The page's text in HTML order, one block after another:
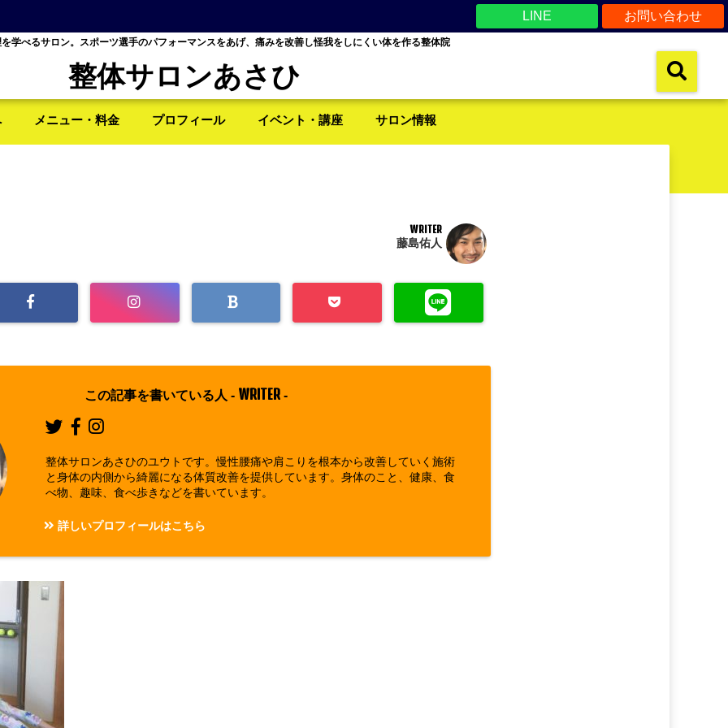
お問い合わせ
LINE
学べるサロン。スポーツ選手のパフォーマンスをあげ、痛みを改善し怪我をしにくい体を作る整体院
整体サロンあさひ
メニュー・料金 プロフィール イベント・講座 サロン情報
WRITER
藤島佑人
この記事を書いている人 - WRITER -
整体サロンあさひのユウトです。慢性腰痛や肩こりを根本から改善していく施術
と身体の内側から綺麗になる体質改善を提供しています。身体のこと、健康、食
べ物、趣味、食べ歩きなどを書いています。
詳しいプロフィールはこちら